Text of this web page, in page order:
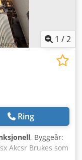
1 /2
Ring
, Byggeår:
Akcsr Brukes som